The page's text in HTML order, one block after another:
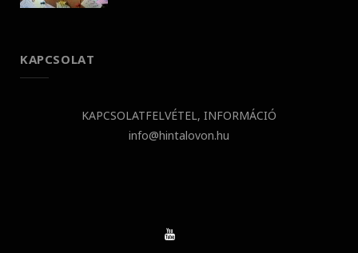
KAPCSOLAT
KAPCSOLATFELVÉTEL, INFORMÁCIÓ
info@hintalovon.hu